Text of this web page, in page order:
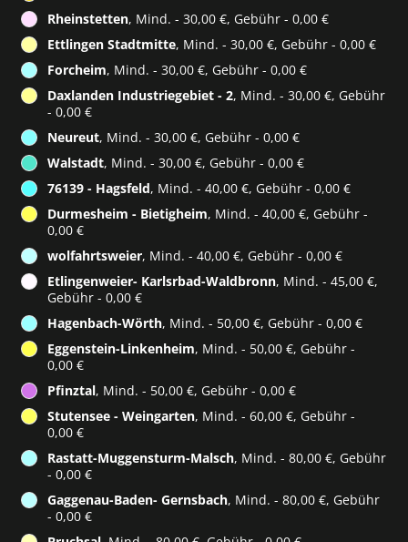
Rheinstetten, Mind. - 30,00 €, Gebühr - 0,00 €
Ettlingen Stadtmitte, Mind. - 30,00 €, Gebühr - 0,00 €
Forcheim, Mind. - 30,00 €, Gebühr - 0,00 €
Daxlanden Industriegebiet - 2, Mind. - 30,00 €, Gebühr
- 0,00 €
Neureut, Mind. - 30,00 €, Gebühr - 0,00 €
Walstadt, Mind. - 30,00 €, Gebühr - 0,00 €
76139 - Hagsfeld, Mind. - 40,00 €, Gebühr - 0,00 €
Durmesheim - Bietigheim, Mind. - 40,00 €, Gebühr -
0,00 €
wolfahrtsweier, Mind. - 40,00 €, Gebühr - 0,00 €
Etlingenweier- Karlsrbad-Waldbronn, Mind. - 45,00 €,
Gebühr - 0,00 €
Hagenbach-Wörth, Mind. - 50,00 €, Gebühr - 0,00 €
Eggenstein-Linkenheim, Mind. - 50,00 €, Gebühr -
0,00 €
Pfinztal, Mind. - 50,00 €, Gebühr - 0,00 €
Stutensee - Weingarten, Mind. - 60,00 €, Gebühr -
0,00 €
Rastatt-Muggensturm-Malsch, Mind. - 80,00 €, Gebühr
- 0,00 €
Gaggenau-Baden- Gernsbach, Mind. - 80,00 €, Gebühr
- 0,00 €